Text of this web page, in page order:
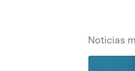
Noticias